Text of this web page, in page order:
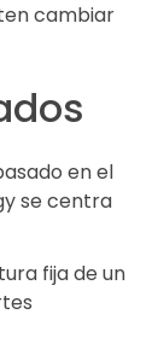
cambiar
en el
se centra
fija de un